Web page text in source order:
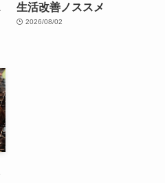
生活改善ノススメ
2026/08/02